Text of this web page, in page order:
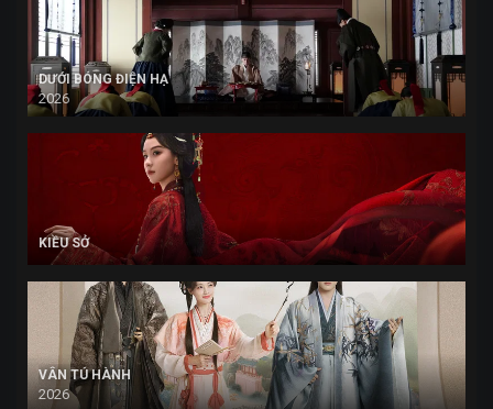
DƯỚI BÓNG ĐIỆN HẠ
2026
KIỀU SỞ
VÂN TÚ HÀNH
2026